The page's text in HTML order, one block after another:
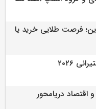
فرصت طلایی خرید یا
۲۰۲۶
اقتصاد دریامحور